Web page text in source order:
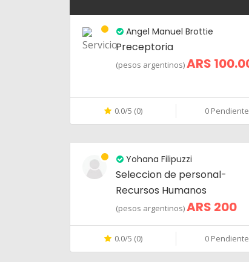
Angel Manuel Brottie
Preceptoria
(pesos argentinos)ARS
0.0/5 (0) 0
Yohana Filipuzzi
Seleccion de personal-
Recursos Humanos
(pesos argentinos)ARS 200
0.0/5 (0) 0